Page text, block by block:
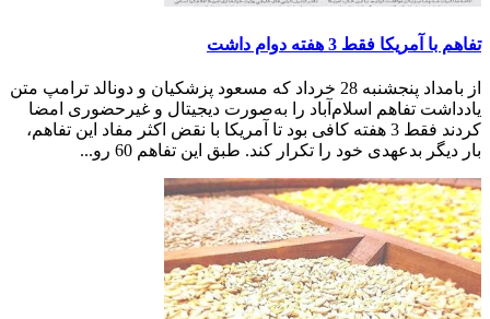
تفاهم با آمر‌یکا فقط 3 هفته دوام داشت
از بامداد پنجشنبه 28 خرداد که مسعود پزشکیان و دونالد ترامپ متن
یادداشت تفاهم اسلام‌آباد را به‌صورت دیجیتال و غیرحضوری امضا
کردند فقط 3 هفته کافی بود تا آمریکا با نقض اکثر مفاد این تفاهم،
بار دیگر بدعهدی خود را تکرار کند. طبق این تفاهم 60 رو...